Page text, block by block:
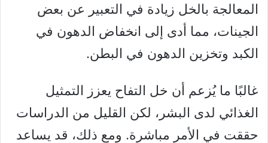
المعالجة بالخل زيادة في التعبير عن بعض
الجينات، مما أدى إلى انخفاض الدهون في
الكبد وتخزين الدهون في البطن.
غالبًا ما يُزعم أن خل التفاح يعزز التمثيل
الغذائي لدى البشر، لكن القليل من الدراسات
حققت في الأمر مباشرة. ومع ذلك، قد يساعد